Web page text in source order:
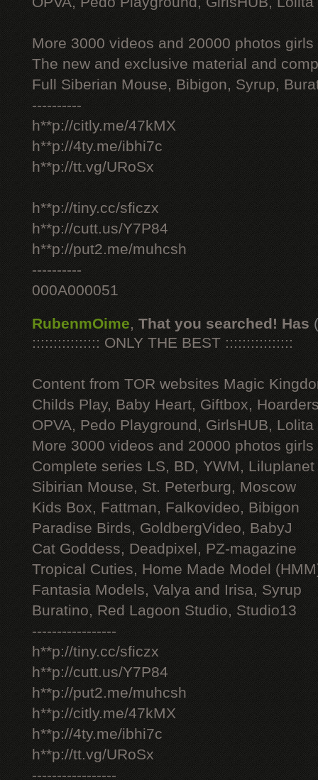
More 3000 videos and 20000 photos
The new and exclusive material and
Full Siberian Mouse, Bibigon, Syrup,
----------
h**p://citly.me/47kMX
h**p://4ty.me/ibhi7c
h**p://tt.vg/URoSx
h**p://tiny.cc/sficzx
h**p://cutt.us/Y7P84
h**p://put2.me/muhcsh
----------
000A000051
RubenmOime, That you searched! Has
:::::::::::::::: ONLY THE BEST ::::::::::::::::
Content from TOR websites Magic
Childs Play, Baby Heart, Giftbox,
OPVA, Pedo Playground, GirlsHUB, Lolita
More 3000 videos and 20000 photos
Complete series LS, BD, YWM, Liluplanet
Sibirian Mouse, St. Peterburg, Moscow
Kids Box, Fattman, Falkovideo, Bibigon
Paradise Birds, GoldbergVideo, BabyJ
Cat Goddess, Deadpixel, PZ-magazine
Tropical Cuties, Home Made Model
Fantasia Models, Valya and Irisa, Syrup
Buratino, Red Lagoon Studio, Studio13
-----------------
h**p://tiny.cc/sficzx
h**p://cutt.us/Y7P84
h**p://put2.me/muhcsh
h**p://citly.me/47kMX
h**p://4ty.me/ibhi7c
h**p://tt.vg/URoSx
-----------------